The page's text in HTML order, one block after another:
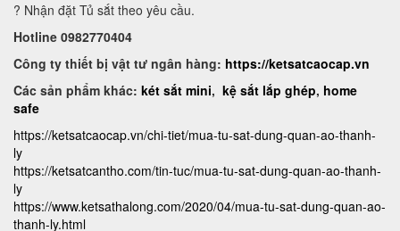
? Nhận đặt Tủ sắt theo yêu cầu.
Hotline 0982770404
Công ty thiết bị vật tư ngân hàng: https://ketsatcaocap.vn
Các sản phẩm khác: két sắt mini, kệ sắt lắp ghép, home
safe
https://ketsatcaocap.vn/chi-tiet/mua-tu-sat-dung-quan-ao-thanh-
ly
https://ketsatcantho.com/tin-tuc/mua-tu-sat-dung-quan-ao-thanh-
ly
https://www.ketsathalong.com/2020/04/mua-tu-sat-dung-quan-ao-
thanh-ly.html